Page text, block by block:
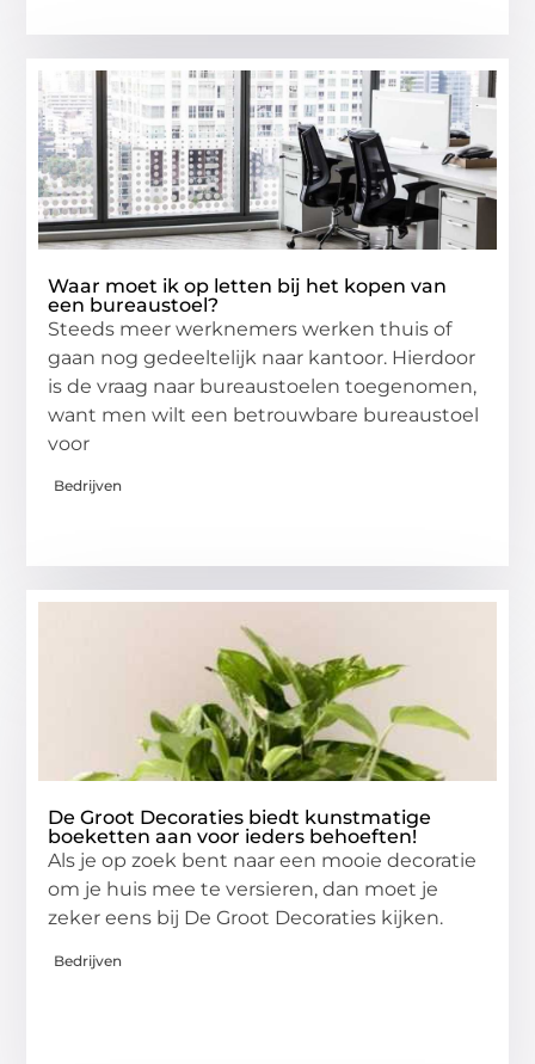
Waar moet ik op letten bij het kopen van
een bureaustoel?
Steeds meer werknemers werken thuis of
gaan nog gedeeltelijk naar kantoor. Hierdoor
is de vraag naar bureaustoelen toegenomen,
want men wilt een betrouwbare bureaustoel
voor
Bedrijven
De Groot Decoraties biedt kunstmatige
boeketten aan voor ieders behoeften!
Als je op zoek bent naar een mooie decoratie
om je huis mee te versieren, dan moet je
zeker eens bij De Groot Decoraties kijken.
Bedrijven